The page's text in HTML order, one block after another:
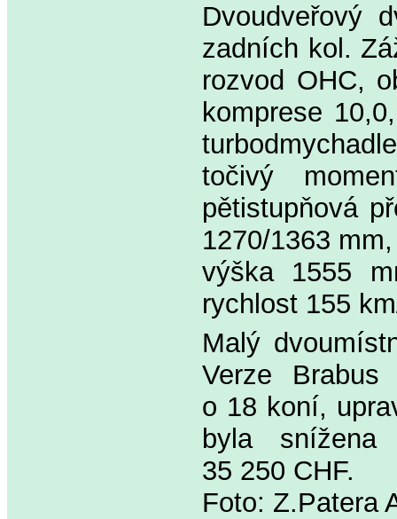
Dvoudveřový
zadních kol.
rozvod OHC,
komprese
točivý
pětistupňová
1270/1363
výška 1555
rychlost 155
Malý
Verze
o 18 koní,
byla
35 250 CHF.
Foto: Z.Patera